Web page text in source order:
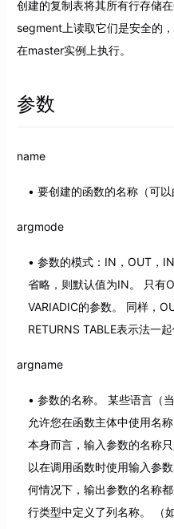
创建的复制表将其所有行存储
segment上读取它们是安全的
在master实例上执行。
参数
name
要创建的函数的名称（可以
argmode
参数的模式：IN，OUT，
省略，则默认值为IN。 只有
VARIADIC的参数。 同样，
RETURNS TABLE表示法一起
argname
参数的名称。 某些语言（
允许您在函数主体中使用名
本身而言，输入参数的名称
以在调用函数时使用输入参
何情况下，输出参数的名称
行类型中定义了列名称。 （